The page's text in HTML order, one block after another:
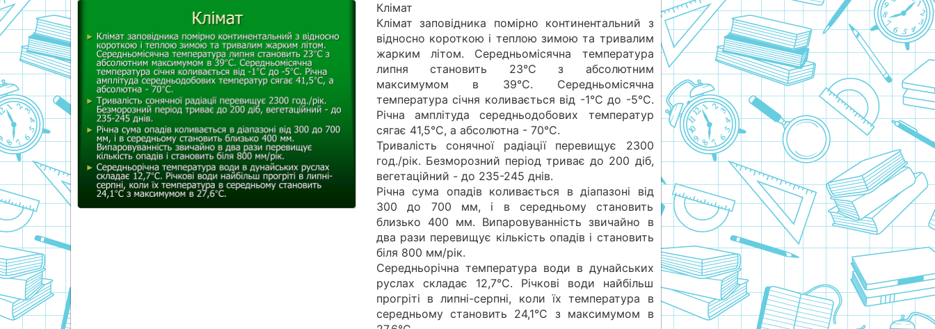
Клімат
Клімат заповідника помірно континентальний з
відносно короткою і теплою зимою та тривалим
жарким літом. Середньомісячна температура
липня становить 23°С з абсолютним
максимумом в 39°С. Середньомісячна
температура січня коливається від -1°С до -5°С.
Річна амплітуда середньодобових температур
сягає 41,5°С, а абсолютна - 70°С.
Тривалість сонячної радіації перевищує 2300
год./рік. Безморозний період триває до 200 діб,
вегетаційний - до 235-245 днів.
Річна сума опадів коливається в діапазоні від
300 до 700 мм, і в середньому становить
близько 400 мм. Випаровуванність звичайно в
два рази перевищує кількість опадів і становить
біля 800 мм/рік.
Середньорічна температура води в дунайських
руслах складає 12,7°С. Річкові води найбільш
прогріті в липні-серпні, коли їх температура в
середньому становить 24,1°С з максимумом в